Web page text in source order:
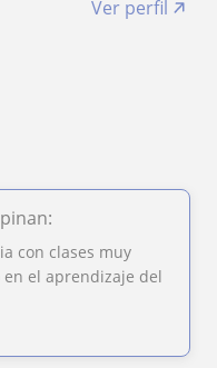
Ver perfil
con clases muy
el aprendizaje del